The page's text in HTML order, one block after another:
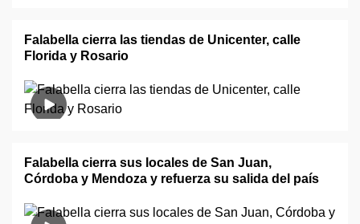
Falabella cierra las tiendas de Unicenter, calle
Florida y Rosario
Falabella cierra sus locales de San Juan,
Córdoba y Mendoza y refuerza su salida del país